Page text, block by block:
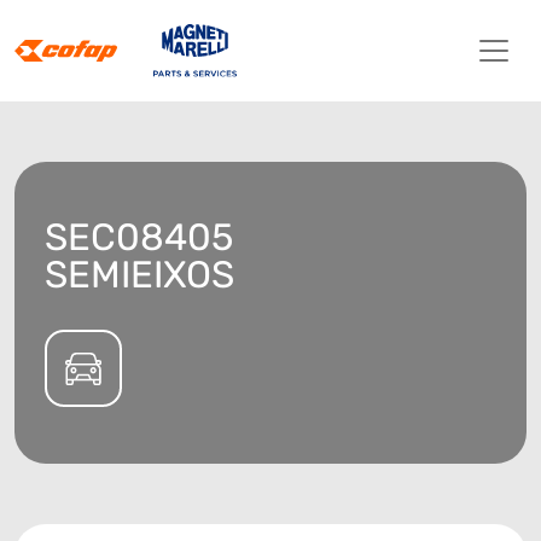
SEC08405
SEMIEIXOS